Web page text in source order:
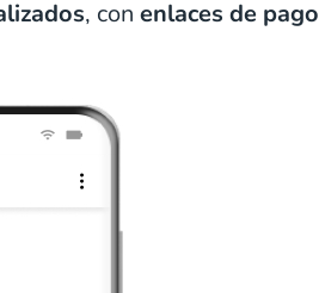
, con enlaces de pago